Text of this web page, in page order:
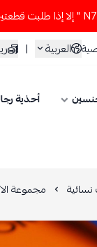
العربية |
أحذية
مجموعة